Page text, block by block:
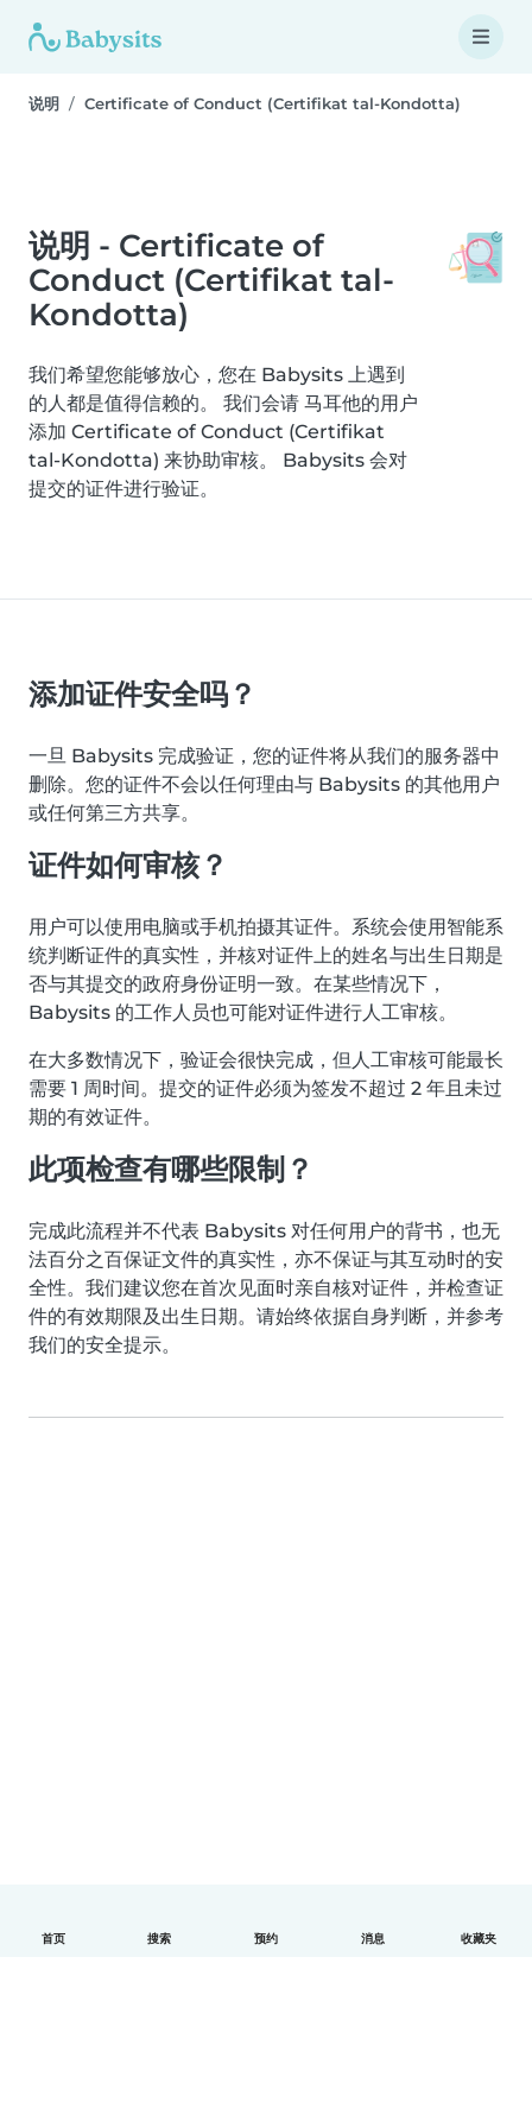
首页 搜索 预约 消息 收藏夹
说明 Certificate of Conduct (Certifikat tal-Kondotta)
说明 - Certificate of
Conduct (Certifikat tal-
Kondotta)
我们希望您能够放心，您在 Babysits 上遇到
的人都是值得信赖的。 我们会请 马耳他的用户
添加 Certificate of Conduct (Certifikat
tal-Kondotta) 来协助审核。 Babysits 会对
提交的证件进行验证。
添加证件安全吗？
一旦 Babysits 完成验证，您的证件将从我们的服务器中
删除。您的证件不会以任何理由与 Babysits 的其他用户
或任何第三方共享。
证件如何审核？
用户可以使用电脑或手机拍摄其证件。系统会使用智能系
统判断证件的真实性，并核对证件上的姓名与出生日期是
否与其提交的政府身份证明一致。在某些情况下，
Babysits 的工作人员也可能对证件进行人工审核。
在大多数情况下，验证会很快完成，但人工审核可能最长
需要 1 周时间。提交的证件必须为签发不超过 2 年且未过
期的有效证件。
此项检查有哪些限制？
完成此流程并不代表 Babysits 对任何用户的背书，也无
法百分之百保证文件的真实性，亦不保证与其互动时的安
全性。我们建议您在首次见面时亲自核对证件，并检查证
件的有效期限及出生日期。请始终依据自身判断，并参考
我们的安全提示。